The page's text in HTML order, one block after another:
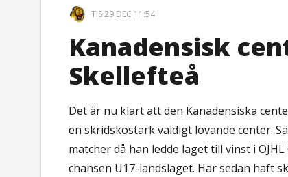
TIS 29 DEC 11:54
Kanadensisk
Skellefteå
Det är nu klart att den Kanadensiska
en skridskostark väldigt lovande center.
matcher då han ledde laget till vinst i
chansen U17-landslaget. Har sedan haft